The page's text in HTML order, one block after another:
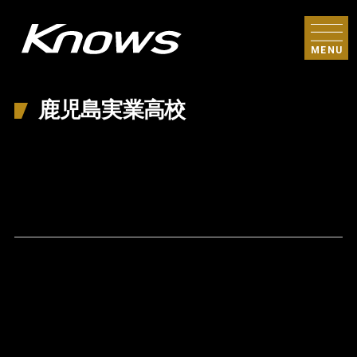
MENU
鹿児島実業高校